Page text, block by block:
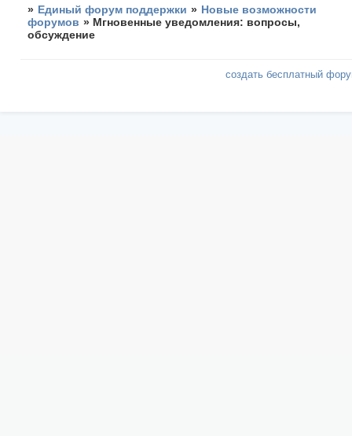
» Единый форум поддержки » Новые возможности
форумов » Мгновенные уведомления: вопросы,
обсуждение
создать бесплатный